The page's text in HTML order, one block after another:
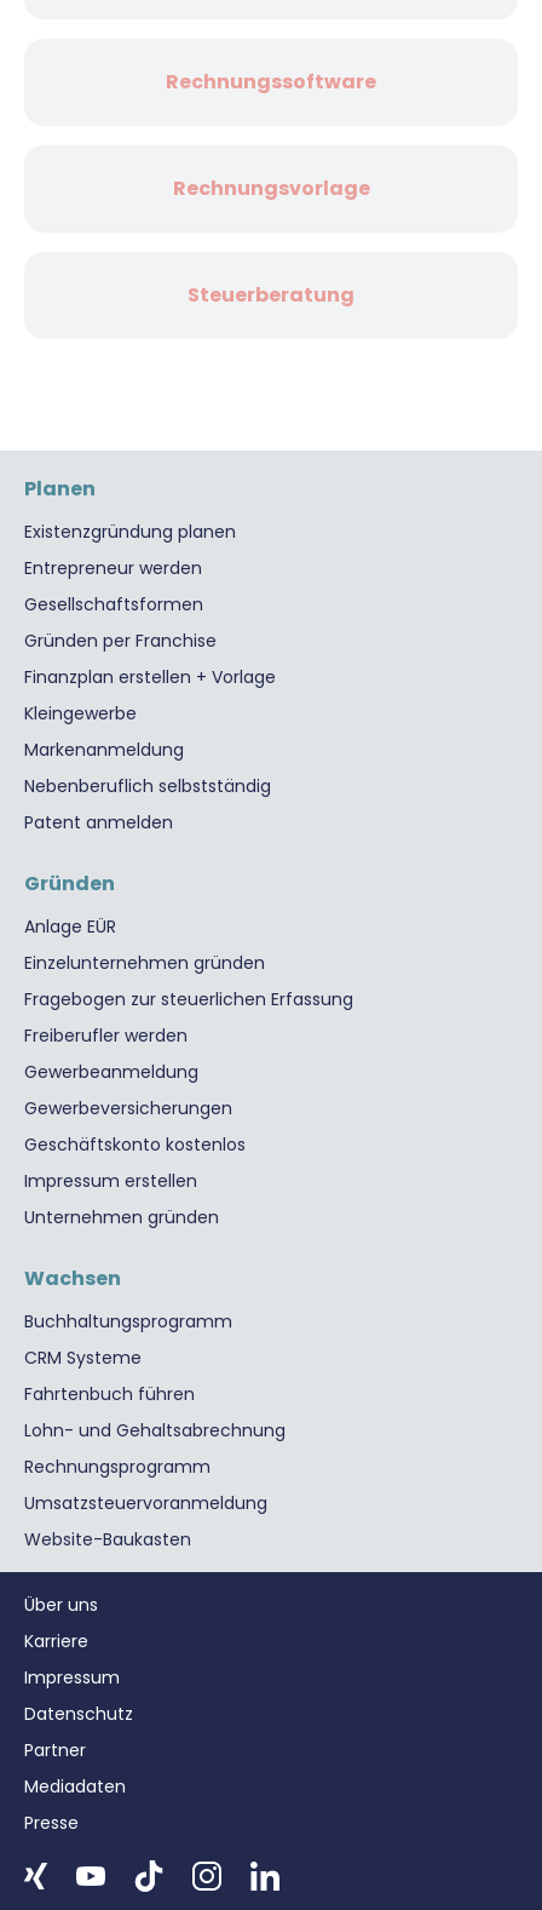
Rechnungssoftware
Rechnungsvorlage
Steuerberatung
Planen
Existenzgründung planen
Entrepreneur werden
Gesellschaftsformen
Gründen per Franchise
Finanzplan erstellen + Vorlage
Kleingewerbe
Markenanmeldung
Nebenberuflich selbstständig
Patent anmelden
Gründen
Anlage EÜR
Einzelunternehmen gründen
Fragebogen zur steuerlichen Erfassung
Freiberufler werden
Gewerbeanmeldung
Gewerbeversicherungen
Geschäftskonto kostenlos
Impressum erstellen
Unternehmen gründen
Wachsen
Buchhaltungsprogramm
CRM Systeme
Fahrtenbuch führen
Lohn- und Gehaltsabrechnung
Rechnungsprogramm
Umsatzsteuervoranmeldung
Website-Baukasten
Über uns
Karriere
Impressum
Datenschutz
Partner
Mediadaten
Presse